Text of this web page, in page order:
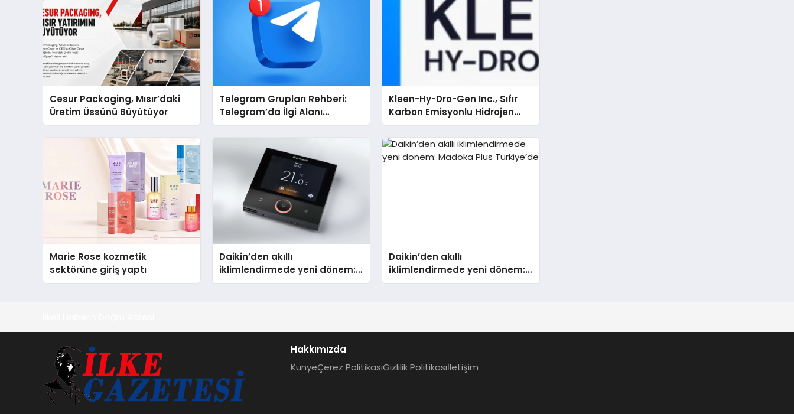
Cesur Packaging, Mısır’daki
Üretim Üssünü Büyütüyor
Telegram Grupları Rehberi:
Telegram’da İlgi Alanı
Topluluklarını Bulmanın
Kleen-Hy-Dro-Gen Inc., Sıfır
Karbon Emisyonlu Hidrojen
Isıtma Teknolojisinde ISO ve
TSSA Düzenleyici Onaylarını
Aldı
Marie Rose kozmetik
sektörüne giriş yaptı
Daikin’den akıllı
iklimlendirmede yeni dönem:
Madoka Plus Türkiye’de
Daikin’den akıllı
iklimlendirmede yeni dönem:
Madoka Plus Türkiye’de
Hakkımızda
KünyeÇerez PolitikasıGizlilik Politikasıİletişim